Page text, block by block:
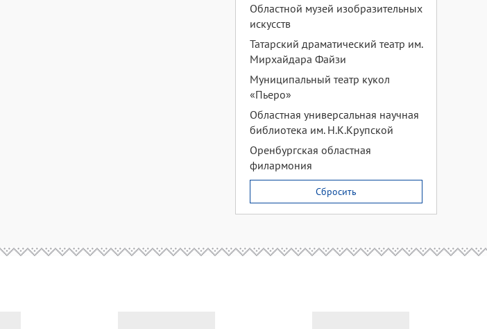
Областной музей изобразительных
искусств
Татарский драматический театр им.
Мирхайдара Файзи
Муниципальный театр кукол
«Пьеро»
Областная универсальная научная
библиотека им. Н.К.Крупской
Оренбургская областная
филармония
Сбросить